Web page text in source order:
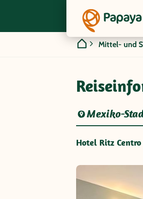
Mittel- und
Mexiko-
Hotel Ritz